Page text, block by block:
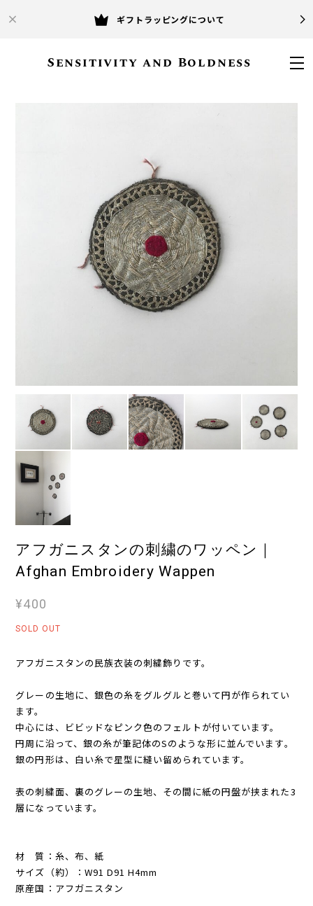
ギフトラッピングについて
Sensitivity and Boldness
アフガニスタンの刺繍のワッペン｜
Afghan Embroidery Wappen
¥400
SOLD OUT
アフガニスタンの民族衣装の刺繍飾りです。
グレーの生地に、銀色の糸をグルグルと巻いて円が作られてい
ます。
中心には、ビビッドなピンク色のフェルトが付いています。
円周に沿って、銀の糸が筆記体のSのような形に並んでいます。
銀の円形は、白い糸で星型に縫い留められています。
表の刺繍面、裏のグレーの生地、その間に紙の円盤が挟まれた3
層になっています。
材 質：糸、布、紙
サイズ（約）：W91 D91 H4mm
原産国：アフガニスタン